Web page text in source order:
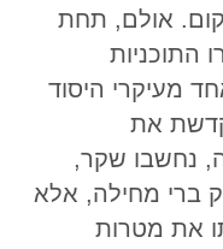
אולם, תחת
התוכניות
מעיקרי היסוד
את
נחשבו שקר,
ברי מחילה, אלא
את מטרות